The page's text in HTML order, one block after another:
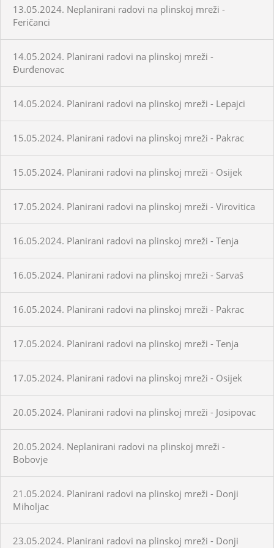
13.05.2024. Neplanirani radovi na plinskoj mreži -
Feričanci
14.05.2024. Planirani radovi na plinskoj mreži -
Đurđenovac
14.05.2024. Planirani radovi na plinskoj mreži - Lepajci
15.05.2024. Planirani radovi na plinskoj mreži - Pakrac
15.05.2024. Planirani radovi na plinskoj mreži - Osijek
17.05.2024. Planirani radovi na plinskoj mreži - Virovitica
16.05.2024. Planirani radovi na plinskoj mreži - Tenja
16.05.2024. Planirani radovi na plinskoj mreži - Sarvaš
16.05.2024. Planirani radovi na plinskoj mreži - Pakrac
17.05.2024. Planirani radovi na plinskoj mreži - Tenja
17.05.2024. Planirani radovi na plinskoj mreži - Osijek
20.05.2024. Planirani radovi na plinskoj mreži - Josipovac
20.05.2024. Neplanirani radovi na plinskoj mreži -
Bobovje
21.05.2024. Planirani radovi na plinskoj mreži - Donji
Miholjac
23.05.2024. Planirani radovi na plinskoj mreži - Donji